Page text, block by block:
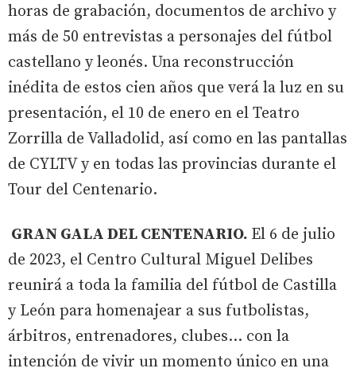
horas de grabación, documentos de archivo y
más de 50 entrevistas a personajes del fútbol
castellano y leonés. Una reconstrucción
inédita de estos cien años que verá la luz en su
presentación, el 10 de enero en el Teatro
Zorrilla de Valladolid, así como en las pantallas
de CYLTV y en todas las provincias durante el
Tour del Centenario.
GRAN GALA DEL CENTENARIO. El 6 de julio
de 2023, el Centro Cultural Miguel Delibes
reunirá a toda la familia del fútbol de Castilla
y León para homenajear a sus futbolistas,
árbitros, entrenadores, clubes… con la
intención de vivir un momento único en una